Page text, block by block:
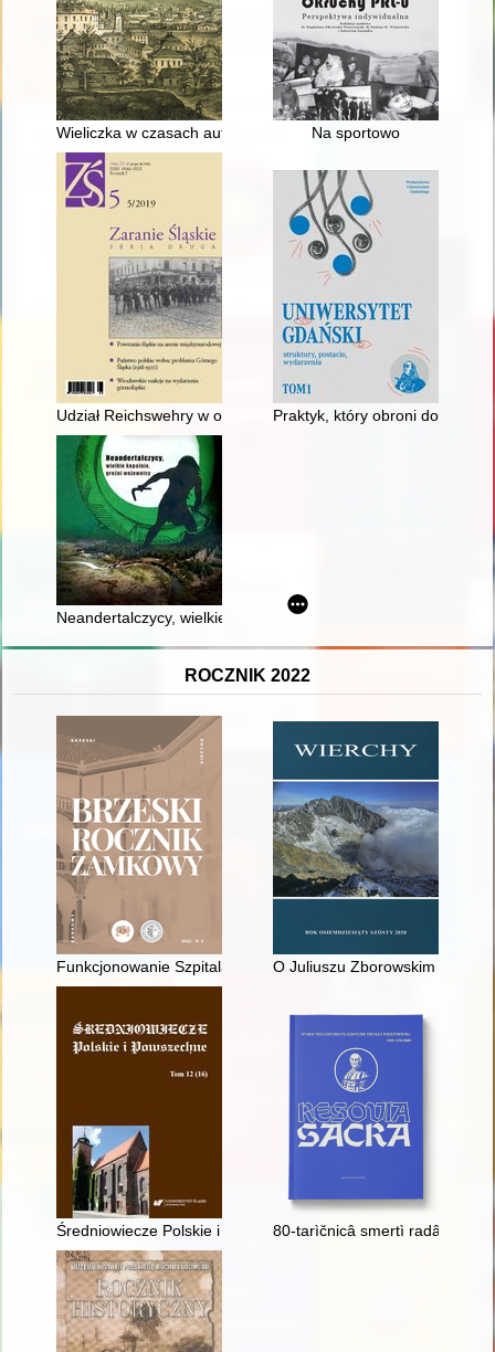
Wieliczka w czasach autonomii galicyjskiej : relacje między
Na sportowo
Udział Reichswehry w organizacji i uzbrojeniu Niemieckiej
Praktyk, który obroni doktorat,
Neandertalczycy, wielkie kopalnie, groźni wojownicy :
ROCZNIK 2022
Funkcjonowanie Szpitala Powiatowego w Brzegu w latach
O Juliuszu Zborowskim i tomie
Średniowiecze Polskie i Powszechne. T. 12 (16) (2020)
80-tarìčnicâ smertì